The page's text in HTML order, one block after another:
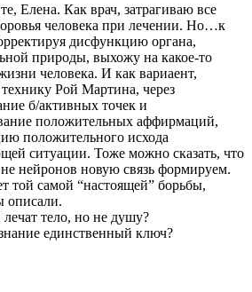
Елена. Как врач, затрагиваю все
человека при лечении. Но…к
дисфункцию органа,
природы, выхожу на какое-то
человека. И как вариаент,
Рой Мартина, через
б/активных точек и
положительных аффирмаций,
положительного исхода
ситуации. Тоже можно сказать, что
нейронов новую связь формируем.
той самой “настоящей” борьбы,
описали.
тело, но не душу?
единственный ключ?